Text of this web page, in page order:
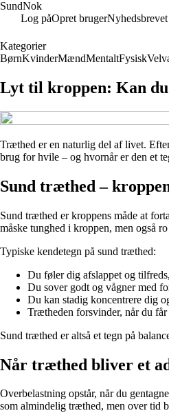
SundNok
Log påOpret brugerNyhedsbrevet
Kategorier
BørnKvinderMændMentaltFysisk
Lyt til kroppen: Kan du
Træthed er en naturlig del af livet.
brug for hvile – og hvornår er den et
Sund træthed –
Sund træthed er kroppens måde at
måske tunghed i kroppen, men også
Typiske kendetegn på sund træthed:
Du føler dig afslappet og
Du sover godt og vågner med
Du kan stadig koncentrere dig
Trætheden forsvinder, når du
Sund træthed er altså et tegn på
Når træthed bliver et
Overbelastning opstår, når du
som almindelig træthed, men over tid